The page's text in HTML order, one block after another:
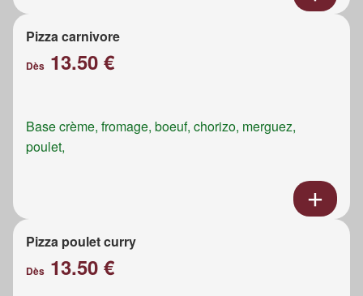
Pizza carnivore
Dès 13.50 €
Base crème, fromage, boeuf, chorizo, merguez,
poulet,
Pizza poulet curry
Dès 13.50 €